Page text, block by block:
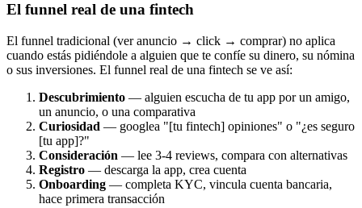
El funnel real de una fintech
El funnel tradicional (ver anuncio → click → comprar) no aplica
cuando estás pidiéndole a alguien que te confíe su dinero, su nómina
o sus inversiones. El funnel real de una fintech se ve así:
Descubrimiento — alguien escucha de tu app por un amigo,
un anuncio, o una comparativa
Curiosidad — googlea "[tu fintech] opiniones" o "¿es seguro
[tu app]?"
Consideración — lee 3-4 reviews, compara con alternativas
Registro — descarga la app, crea cuenta
Onboarding — completa KYC, vincula cuenta bancaria,
hace primera transacción